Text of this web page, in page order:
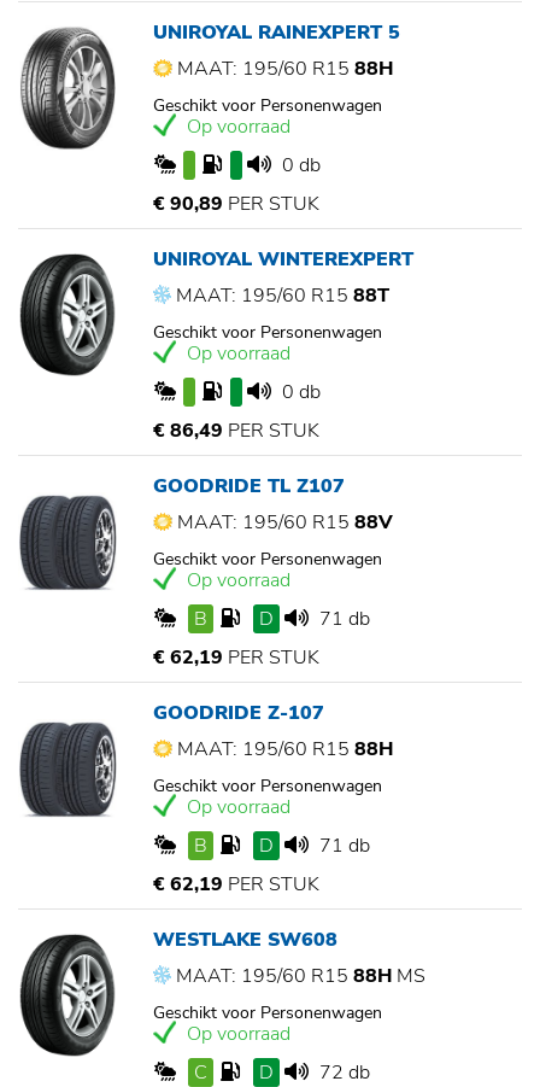
UNIROYAL RAINEXPERT 5
MAAT: 195/60 R15 88H
Geschikt voor Personenwagen
Op voorraad
0 db
€ 90,89 PER STUK
UNIROYAL WINTEREXPERT
MAAT: 195/60 R15 88T
Geschikt voor Personenwagen
Op voorraad
0 db
€ 86,49 PER STUK
GOODRIDE TL Z107
MAAT: 195/60 R15 88V
Geschikt voor Personenwagen
Op voorraad
B
D
71 db
€ 62,19 PER STUK
GOODRIDE Z-107
MAAT: 195/60 R15 88H
Geschikt voor Personenwagen
Op voorraad
B
D
71 db
€ 62,19 PER STUK
WESTLAKE SW608
MAAT: 195/60 R15 88H MS
Geschikt voor Personenwagen
Op voorraad
C
D
72 db